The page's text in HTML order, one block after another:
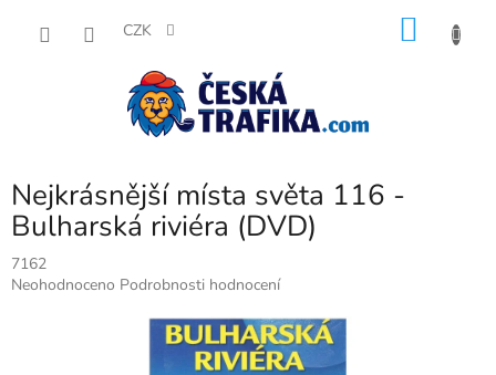
CZK
Nejkrásnější místa světa 116 -
Bulharská riviéra (DVD)
7162
Průměrné
Neohodnoceno Podrobnosti hodnocení